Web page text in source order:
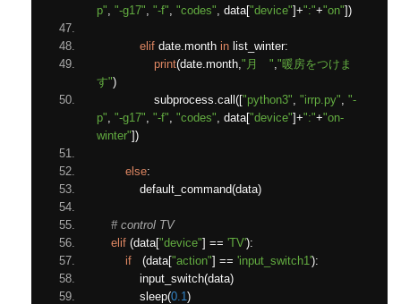
p" "-g17" "-f" "codes" data["device"]+":"+"on"])
elif date month in list_winter:
print(date month "月　" "暖房をつけま
す")
                subprocess
call(["python3" "irrp.py" "-
p" "-g17" "-f" "codes" data["device"]+":"+"on-
winter"])
else:
            default_command
(data)
# control TV
elif (data["device"] == 'TV'):
if
(data["action"] == 'input_switch1'):
            input_switch
(data)
            sleep
(0.1)